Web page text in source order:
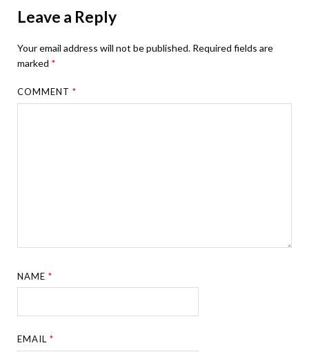
Leave a Reply
Your email address will not be published. Required fields are
marked *
COMMENT*
NAME*
EMAIL*